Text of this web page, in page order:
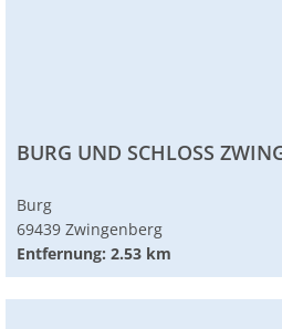
BURG UND SCHLOSS
Burg
69439 Zwingenberg
Entfernung: 2.53 km